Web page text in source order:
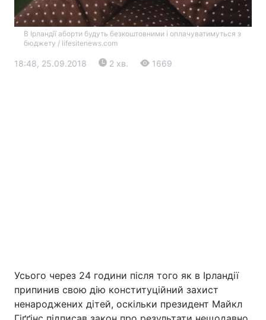
Київ Львів
Дніпро Харків
В Ірландії аборти будуть безкоштовними і оплачуватимуться з
бюджету / lifesitenews.com
18:48, 25.09.2018 2 хв. 1669
Усього через 24 години після того як в Ірландії
припинив свою дію конституційний захист
ненароджених дітей, оскільки президент Майкл